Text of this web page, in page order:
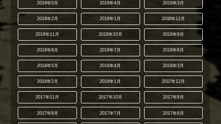
2019年5月 2019年4月 2019年3月
2019年2月 2019年1月 2018年12月
2018年11月 2018年10月 2018年9月
2018年8月 2018年7月 2018年6月
2018年5月 2018年4月 2018年3月
2018年2月 2018年1月 2017年12月
2017年11月 2017年10月 2017年9月
2017年8月 2017年7月 2017年6月